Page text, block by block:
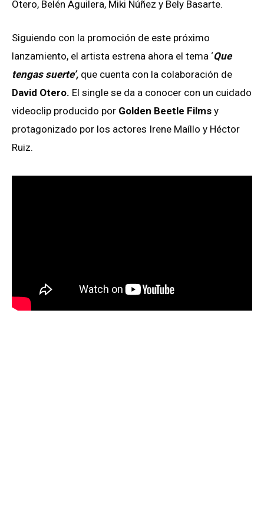
Otero, Belén Aguilera, Miki Núñez y Bely Basarte.
Siguiendo con la promoción de este próximo
lanzamiento, el artista estrena ahora el tema ‘Que
tengas suerte’, que cuenta con la colaboración de
David Otero. El single se da a conocer con un cuidado
videoclip producido por Golden Beetle Films y
protagonizado por los actores Irene Maíllo y Héctor
Ruiz.